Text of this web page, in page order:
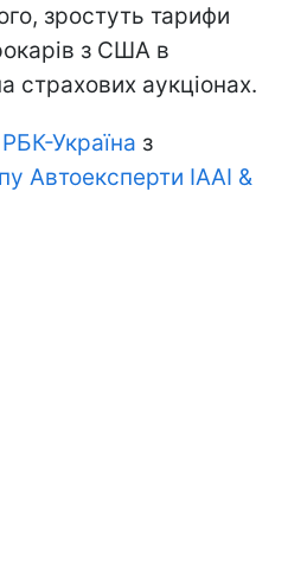
зростуть тарифи
з США в
страхових аукціонах.
РБК-Україна з
Автоексперти IAAI &